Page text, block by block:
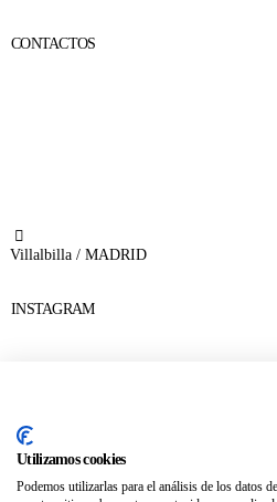
CONTACTOS
Villalbilla / MADRID
INSTAGRAM
ENLACES
Contacta
Utilizamos cookies
Podemos utilizarlas para el análisis de los datos